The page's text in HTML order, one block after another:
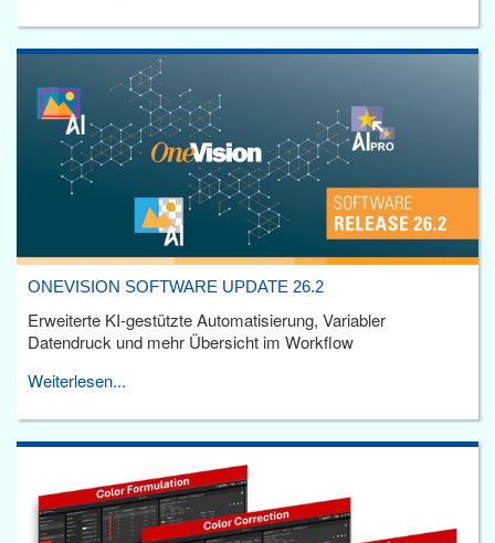
ONEVISION SOFTWARE UPDATE 26.2
Erweiterte KI-gestützte Automatisierung, Variabler
Datendruck und mehr Übersicht im Workflow
Weiterlesen...